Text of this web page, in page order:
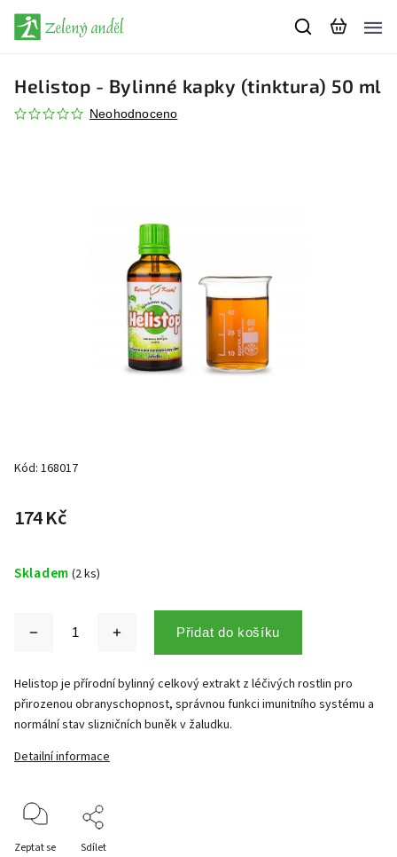
Helistop - Bylinné kapky (tinktura) 50 ml
Neohodnoceno
Kód: 168017
174 Kč
Skladem (2 ks)
Přidat do košíku
Helistop je přírodní bylinný celkový extrakt z léčivých rostlin pro
přirozenou obranyschopnost, správnou funkci imunitního systému a
normální stav slizničních buněk v žaludku.
Detailní informace
Zeptat se Sdílet